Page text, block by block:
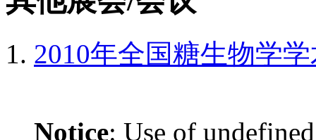
2010年全国糖生物学
Notice: Use of